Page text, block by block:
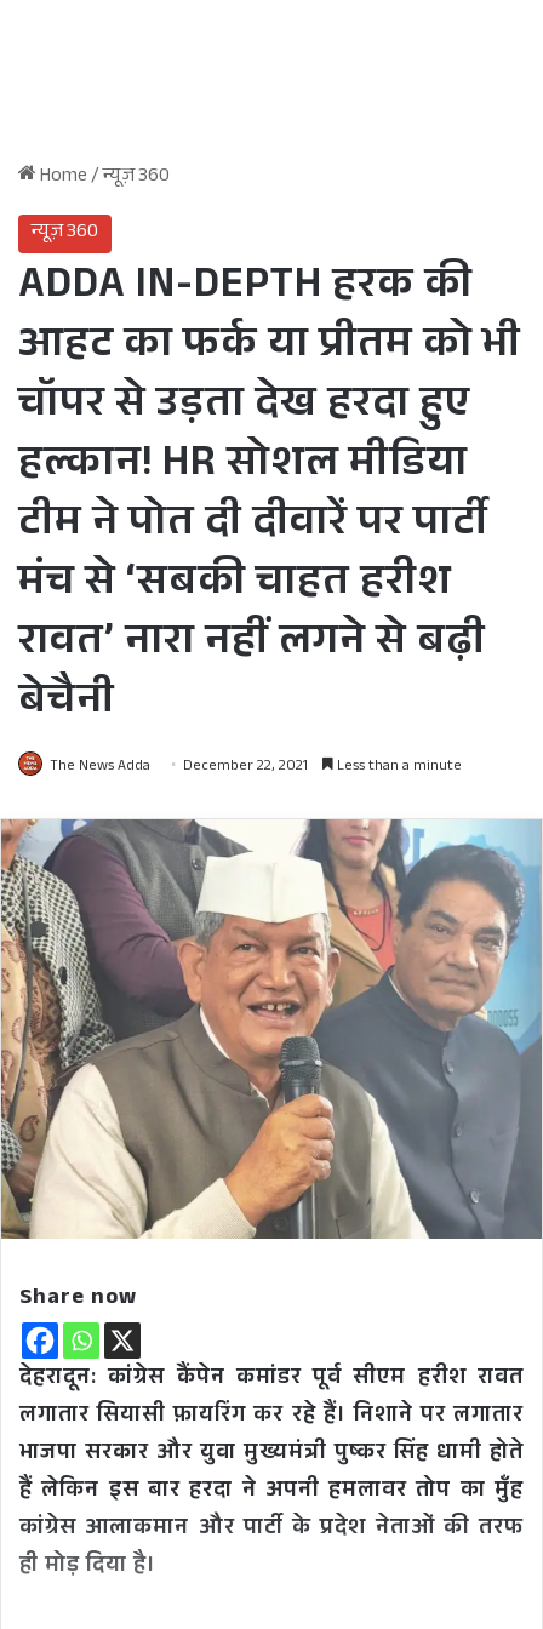
Home/न्यूज़ 360
न्यूज़ 360
ADDA IN-DEPTH हरक की
आहट का फर्क या प्रीतम को भी
चॉपर से उड़ता देख हरदा हुए
हल्कान! HR सोशल मीडिया
टीम ने पोत दी दीवारें पर पार्टी
मंच से ‘सबकी चाहत हरीश
रावत’ नारा नहीं लगने से बढ़ी
बेचैनी
The News Adda December 22, 2021 Less than a minute
Share now
देहरादून: कांग्रेस कैंपेन कमांडर पूर्व सीएम हरीश रावत
लगातार सियासी फ़ायरिंग कर रहे हैं। निशाने पर लगातार
भाजपा सरकार और युवा मुख्यमंत्री पुष्कर सिंह धामी होते
हैं लेकिन इस बार हरदा ने अपनी हमलावर तोप का मुँह
कांग्रेस आलाकमान और पार्टी के प्रदेश नेताओं की तरफ
ही मोड़ दिया है।